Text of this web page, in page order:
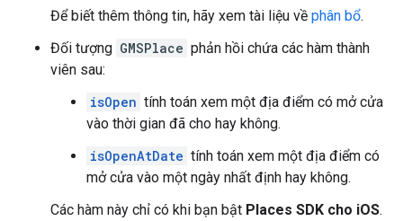
Để biết thêm thông tin, hãy xem tài liệu về phân bổ.
Đối tượng GMSPlace phản hồi chứa các hàm thành
viên sau:
isOpen tính toán xem một địa điểm có mở cửa
vào thời gian đã cho hay không.
isOpenAtDate tính toán xem một địa điểm có
mở cửa vào một ngày nhất định hay không.
Các hàm này chỉ có khi bạn bật Places SDK cho iOS.